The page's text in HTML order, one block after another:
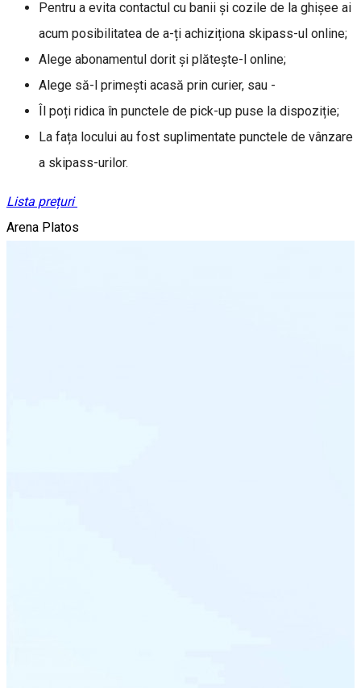
Pentru a evita contactul cu banii și cozile de la ghișee ai
acum posibilitatea de a-ți achiziționa skipass-ul online;
Alege abonamentul dorit și plătește-l online;
Alege să-l primești acasă prin curier, sau -
Îl poți ridica în punctele de pick-up puse la dispoziție;
La fața locului au fost suplimentate punctele de vânzare
a skipass-urilor.
Lista prețuri
Arena Platos